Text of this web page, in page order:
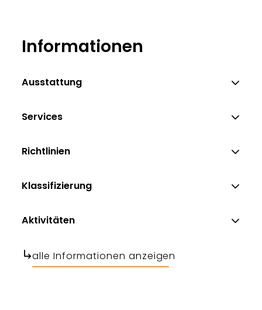
Informationen
Ausstattung
Services
Richtlinien
Klassifizierung
Aktivitäten
alle Informationen anzeigen